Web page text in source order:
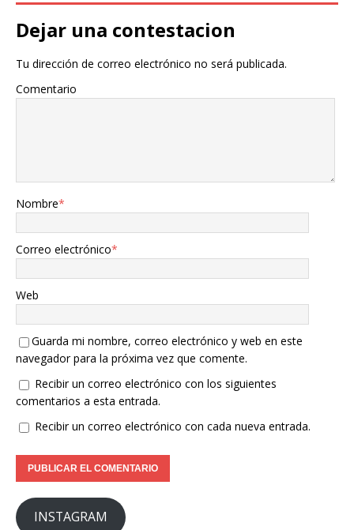
Dejar una contestacion
Tu dirección de correo electrónico no será publicada.
Comentario
Nombre*
Correo electrónico*
Web
Guarda mi nombre, correo electrónico y web en este
navegador para la próxima vez que comente.
Recibir un correo electrónico con los siguientes
comentarios a esta entrada.
Recibir un correo electrónico con cada nueva entrada.
INSTAGRAM